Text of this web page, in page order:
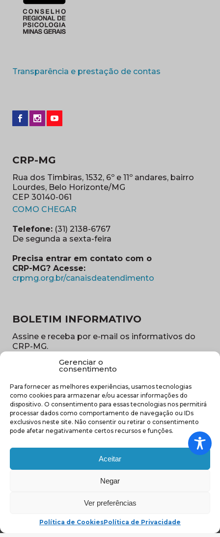
Gerenciar o
consentimento
Para fornecer as melhores experiências, usamos tecnologias
como cookies para armazenar e/ou acessar informações do
dispositivo. O consentimento para essas tecnologias nos permitirá
processar dados como comportamento de navegação ou IDs
exclusivos neste site. Não consentir ou retirar o consentimento
pode afetar negativamente certos recursos e funções.
Aceitar
Negar
Ver preferências
Política de CookiesPolítica de Privacidade
Transparência e prestação de contas
CRP-MG
Rua dos Timbiras, 1532, 6º e 11º andares, bairro
Lourdes, Belo Horizonte/MG
CEP 30140-061
COMO CHEGAR
Telefone: (31) 2138-6767
De segunda a sexta-feira
Precisa entrar em contato com o
CRP-MG? Acesse:
crpmg.org.br/canaisdeatendimento
BOLETIM INFORMATIVO
Assine e receba por e-mail os informativos do
CRP-MG.
E-
mail
(obrigatório)
Sub
região